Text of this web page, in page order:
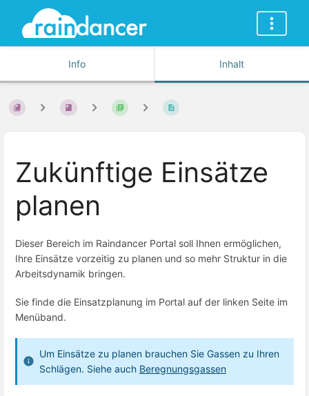
Info Inhalt
Zukünftige Einsätze
planen
Dieser Bereich im Raindancer Portal soll Ihnen ermöglichen,
Ihre Einsätze vorzeitig zu planen und so mehr Struktur in die
Arbeitsdynamik bringen.
Sie finde die Einsatzplanung im Portal auf der linken Seite im
Menüband.
Um Einsätze zu planen brauchen Sie Gassen zu Ihren
Schlägen. Siehe auch Beregnungsgassen